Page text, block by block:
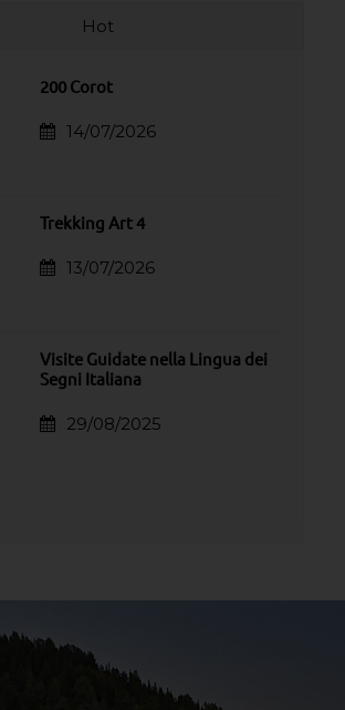
Hot
200 Corot
14/07/2026
Trekking Art 4
13/07/2026
Visite Guidate nella Lingua dei
Segni Italiana
29/08/2025